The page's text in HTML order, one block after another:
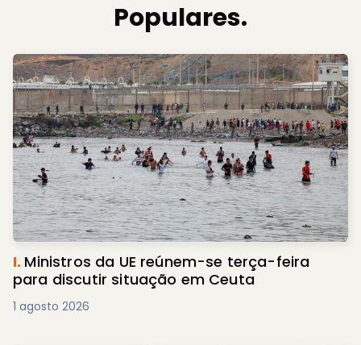
Populares.
I. Ministros da UE reúnem-se terça-feira
para discutir situação em Ceuta
1 agosto 2026